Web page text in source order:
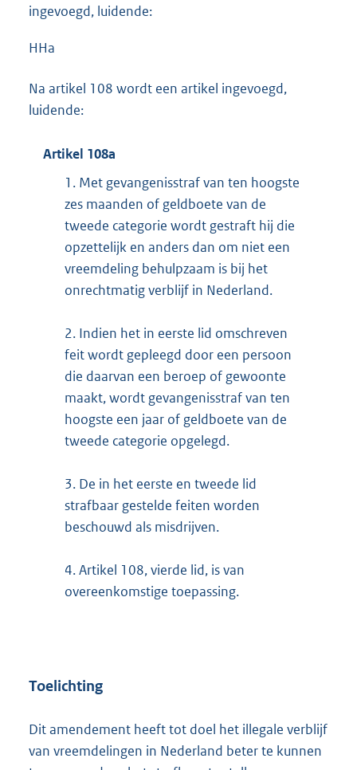
ingevoegd, luidende:
HHa
Na artikel 108 wordt een artikel ingevoegd,
luidende:
Artikel 108a
1. Met gevangenisstraf van ten hoogste
zes maanden of geldboete van de
tweede categorie wordt gestraft hij die
opzettelijk en anders dan om niet een
vreemdeling behulpzaam is bij het
onrechtmatig verblijf in Nederland.
2. Indien het in eerste lid omschreven
feit wordt gepleegd door een persoon
die daarvan een beroep of gewoonte
maakt, wordt gevangenisstraf van ten
hoogste een jaar of geldboete van de
tweede categorie opgelegd.
3. De in het eerste en tweede lid
strafbaar gestelde feiten worden
beschouwd als misdrijven.
4.Artikel 108, vierde lid, is van
overeenkomstige toepassing.
Toelichting
Dit amendement heeft tot doel het illegale verblijf
van vreemdelingen in Nederland beter te kunnen